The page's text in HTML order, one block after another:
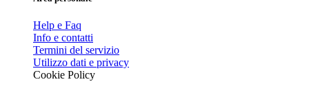
Help e Faq
Info e contatti
Termini del servizio
Utilizzo dati e privacy
Cookie Policy